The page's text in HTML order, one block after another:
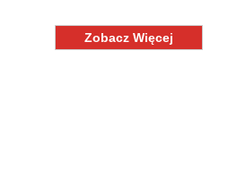
Zobacz Więcej